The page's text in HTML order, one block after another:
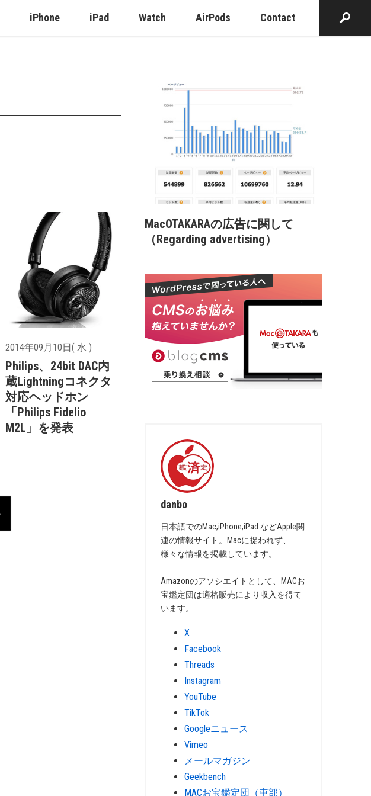
iPhone iPad Watch AirPods Contact
2014年09月10日( 水 )
Philips、24bit DAC内
蔵Lightningコネクタ
対応ヘッドホン
「Philips Fidelio
M2L」を発表
MacOTAKARAの広告に関して
（Regarding advertising）
danbo
日本語でのMac,iPhone,iPad などApple関
連の情報サイト。Macに捉われず、
様々な情報を掲載しています。
Amazonのアソシエイトとして、MACお
宝鑑定団は適格販売により収入を得て
います。
X
Facebook
Threads
Instagram
YouTube
TikTok
Googleニュース
Vimeo
メールマガジン
Geekbench
MACお宝鑑定団（車部）